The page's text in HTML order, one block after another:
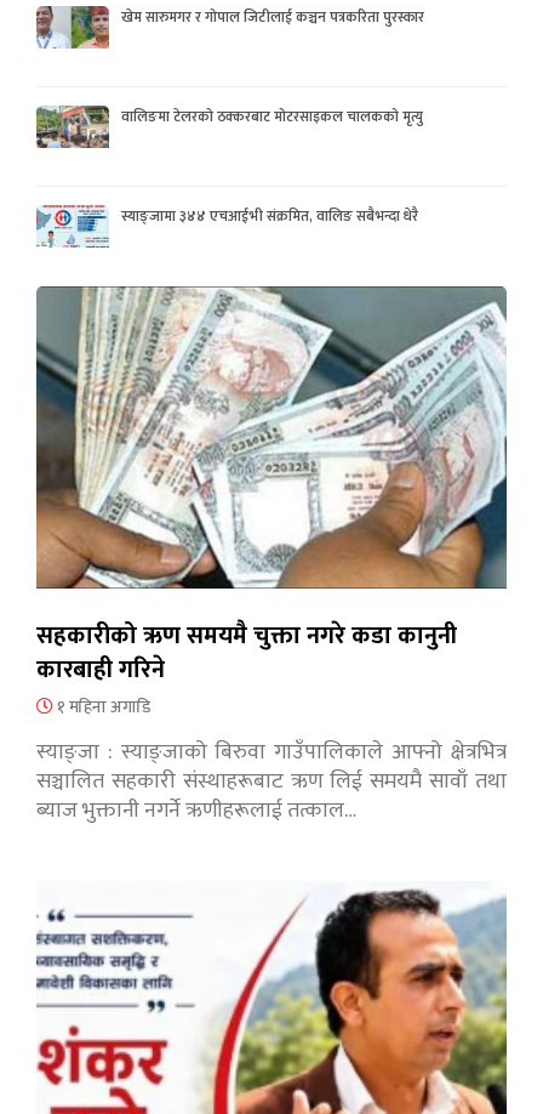
खेम सारुमगर र गोपाल जिटीलाई कञ्चन पत्रकरिता पुरस्कार
वालिङमा टेलरको ठक्करबाट मोटरसाइकल चालकको मृत्यु
स्याङ्जामा ३४४ एचआईभी संक्रमित, वालिङ सबैभन्दा धेरै
सहकारीको ऋण समयमै चुक्ता नगरे कडा कानुनी
कारबाही गरिने
१ महिना अगाडि
स्याङ्जा : स्याङ्जाको बिरुवा गाउँपालिकाले आफ्नो क्षेत्रभित्र
सञ्चालित सहकारी संस्थाहरूबाट ऋण लिई समयमै सावाँ तथा
ब्याज भुक्तानी नगर्ने ऋणीहरूलाई तत्काल…